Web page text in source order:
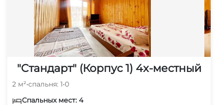
"Стандарт" (Корпус 1) 4х-местный
2 м²•спальня: 1•0
Спальных мест: 4